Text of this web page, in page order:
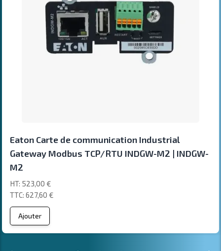
Eaton Carte de communication Industrial
Gateway Modbus TCP/RTU INDGW-M2 | INDGW-
M2
627,60 €
523,00 €
Ajouter